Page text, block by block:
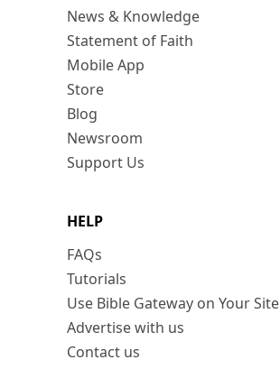
News & Knowledge
Statement of Faith
Mobile App
Store
Blog
Newsroom
Support Us
HELP
FAQs
Tutorials
Use Bible Gateway on Your Site
Advertise with us
Contact us